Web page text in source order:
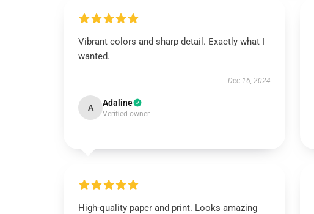
Vibrant colors and sharp detail. Exactly what I
wanted.
Dec 16, 2024
A Adaline
Verified owner
High-quality paper and print. Looks amazing